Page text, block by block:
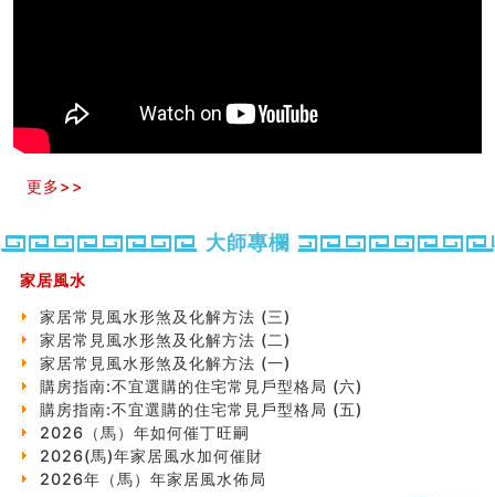
套房風水怎麼看？ 租屋風水禁忌有哪些？搬家禁忌要注
玄空本义(九)
精选1000个五行属土的字
人的面相看财运
玄空本义(八)
中國改革開放總設計師鄧小平命造 (名人八字淺析八）
测字（实例解释）
精选1000个五行属火的字
玄空本义(七)
刘燮鈞讲人相 手纹与命运(二)
商铺如何摆放物品催财招财
极其旺夫的女人面相
家居常見風水形煞及化解方法 (二)
更多>>
大師專欄
家居風水
家居常見風水形煞及化解方法 (三)
家居常見風水形煞及化解方法 (二)
家居常見風水形煞及化解方法 (一)
購房指南:不宜選購的住宅常見戶型格局 (六)
購房指南:不宜選購的住宅常見戶型格局 (五)
2026（馬）年如何催丁旺嗣
2026(馬)年家居風水加何催財
2026年（馬）年家居風水佈局